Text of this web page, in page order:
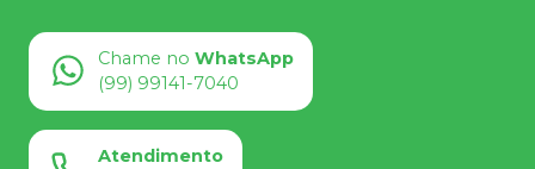
Chame no WhatsApp
(99) 99141-7040
Atendimento